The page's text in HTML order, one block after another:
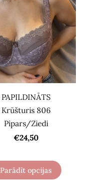
PAPILDINĀTS
Krūšturis 806
Pipars/Ziedi
€24,50
Parādīt opcijas